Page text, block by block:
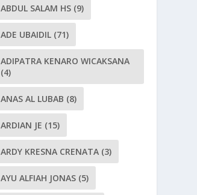
ABDUL SALAM HS (9)
ADE UBAIDIL (71)
ADIPATRA KENARO WICAKSANA
(4)
ANAS AL LUBAB (8)
ARDIAN JE (15)
ARDY KRESNA CRENATA (3)
AYU ALFIAH JONAS (5)